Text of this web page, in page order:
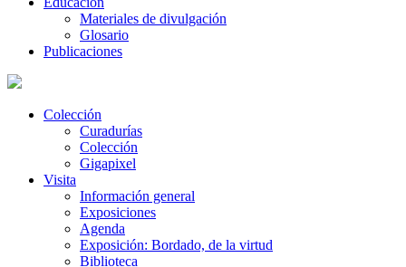
Materiales de divulgación
Glosario
Publicaciones
Colección
Curadurías
Colección
Gigapixel
Visita
Información general
Exposiciones
Agenda
Exposición: Bordado, de la virtud
Biblioteca